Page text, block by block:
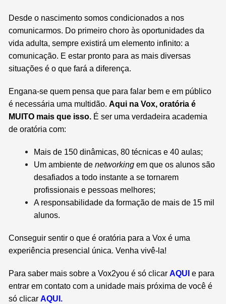
Desde o nascimento somos condicionados a nos
comunicarmos. Do primeiro choro às oportunidades da
vida adulta, sempre existirá um elemento infinito: a
comunicação. E estar pronto para as mais diversas
situações é o que fará a diferença.
Engana-se quem pensa que para falar bem e em público
é necessária uma multidão.Aqui na Vox, oratória é
MUITO mais que isso. É ser uma verdadeira academia
de oratória com:
Mais de 150 dinâmicas, 80 técnicas e 40 aulas;
Um ambiente denetworking em que os alunos são
desafiados a todo instante a se tornarem
profissionais e pessoas melhores;
A responsabilidade da formação de mais de 15 mil
alunos.
Conseguir sentir o que é oratória para a Vox é uma
experiência presencial única. Venha vivê-la!
Para saber mais sobre a Vox2you é só clicarAQUI e para
entrar em contato com a unidade mais próxima de você é
só clicarAQUI.